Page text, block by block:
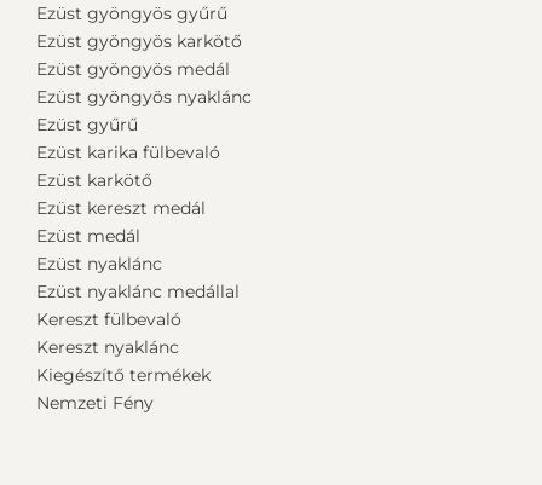
Ezüst gyöngyös gyűrű
Ezüst gyöngyös karkötő
Ezüst gyöngyös medál
Ezüst gyöngyös nyaklánc
Ezüst gyűrű
Ezüst karika fülbevaló
Ezüst karkötő
Ezüst kereszt medál
Ezüst medál
Ezüst nyaklánc
Ezüst nyaklánc medállal
Kereszt fülbevaló
Kereszt nyaklánc
Kiegészítő termékek
Nemzeti Fény